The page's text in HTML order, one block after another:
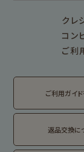
フルカワはんこ
トビマツショウ
ロウ
Lipton
翠 sui の商
クレ
コン
ご利
ご利用ガイド
返品交換に